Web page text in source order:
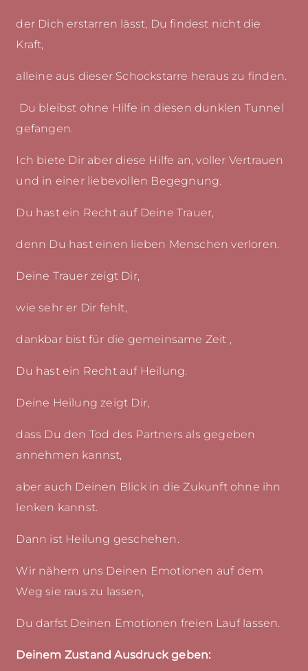
der Dich erstarren lässt, Du findest nicht die
Kraft,
alleine aus dieser Schockstarre heraus zu finden.
Du bleibst ohne Hilfe in diesen dunklen Tunnel
gefangen.
Ich biete Dir aber diese Hilfe an, voller Vertrauen
und in einer liebevollen Begegnung.
Du hast ein Recht auf Deine Trauer,
denn Du hast einen lieben Menschen verloren.
Deine Trauer zeigt Dir,
wie sehr er Dir fehlt,
dankbar bist für die gemeinsame Zeit ,
Du hast ein Recht auf Heilung.
Deine Heilung zeigt Dir,
dass Du den Tod des Partners als gegeben
annehmen kannst,
aber auch Deinen Blick in die Zukunft ohne ihn
lenken kannst.
Dann ist Heilung geschehen.
Wir nähern uns Deinen Emotionen auf dem
Weg sie raus zu lassen,
Du darfst Deinen Emotionen freien Lauf lassen.
Deinem Zustand Ausdruck geben: